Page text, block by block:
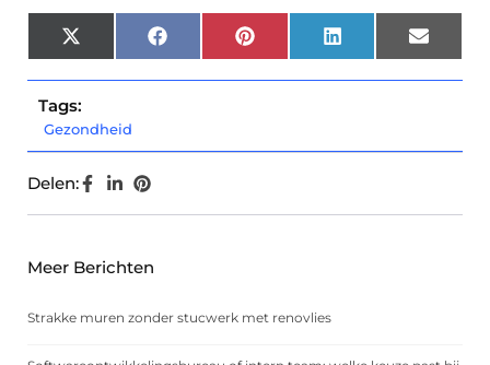
X
(Twitter)
Facebook Pinterest LinkedIn Email
Tags:
Gezondheid
Delen:
Meer Berichten
Strakke muren zonder stucwerk met renovlies